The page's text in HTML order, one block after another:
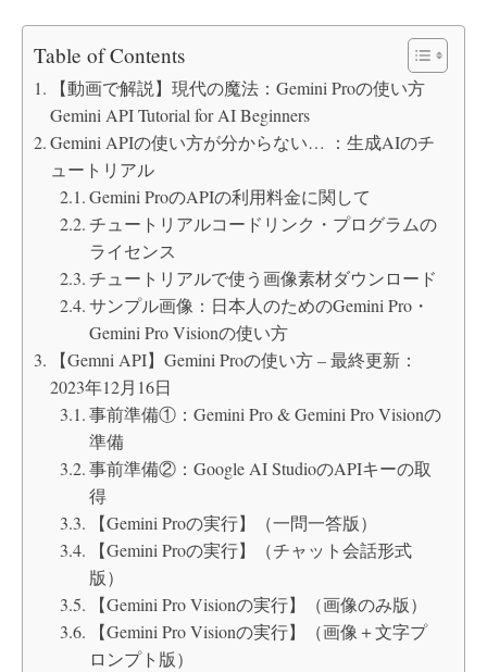
Table of Contents
【動画で解説】現代の魔法：Gemini Proの使い方
Gemini API Tutorial for AI Beginners
Gemini APIの使い方が分からない… ：生成AIのチ
ュートリアル
Gemini ProのAPIの利用料金に関して
チュートリアルコードリンク・プログラムの
ライセンス
チュートリアルで使う画像素材ダウンロード
サンプル画像：日本人のためのGemini Pro・
Gemini Pro Visionの使い方
【Gemni API】Gemini Proの使い方 – 最終更新：
2023年12月16日
事前準備①：Gemini Pro & Gemini Pro Visionの
準備
事前準備②：Google AI StudioのAPIキーの取
得
【Gemini Proの実行】（一問一答版）
【Gemini Proの実行】（チャット会話形式
版）
【Gemini Pro Visionの実行】（画像のみ版）
【Gemini Pro Visionの実行】（画像＋文字プ
ロンプト版）